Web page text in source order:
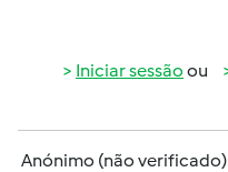
Iniciar sessão ou
Anónimo (não verificado)